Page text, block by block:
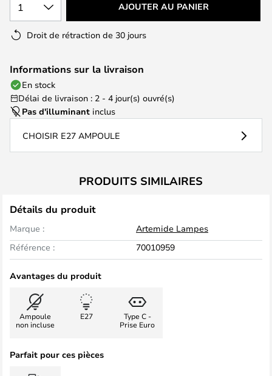
1 AJOUTER AU PANIER
Droit de rétraction de 30 jours
Informations sur la livraison
En stock
Délai de livraison : 2 - 4 jour(s) ouvré(s)
Pas d'illuminant inclus
CHOISIR E27 AMPOULE
PRODUITS SIMILAIRES
Détails du produit
Marque :
Artemide Lampes
Référence :
70010959
Avantages du produit
Ampoule
non incluse
E27
Type C -
Prise Euro
Parfait pour ces pièces